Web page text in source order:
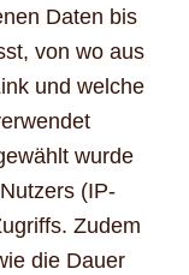
Daten bis
von wo aus
und welche
wurde
(IP-
Zudem
die Dauer